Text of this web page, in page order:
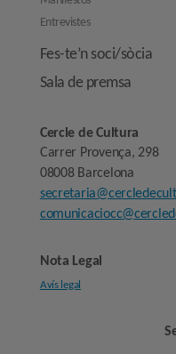
Entrevistes
Fes-te’n soci/sòcia
Sala de premsa
Cercle de Cultura
Carrer Provença, 298
08008 Barcelona
Nota Legal
Avís legal